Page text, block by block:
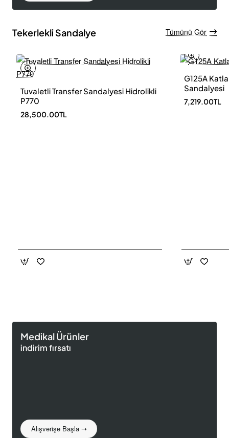
Tekerlekli Sandalye Tümünü Gör
Yeni Ürün
Tuvaletli Transfer Sandalyesi Hidrolikli
P770
28,500.00TL
G125A
Sandalyesi
7,219.00TL
Medikal Ürünler
indirim fırsatı
Alışverişe Başla ➝